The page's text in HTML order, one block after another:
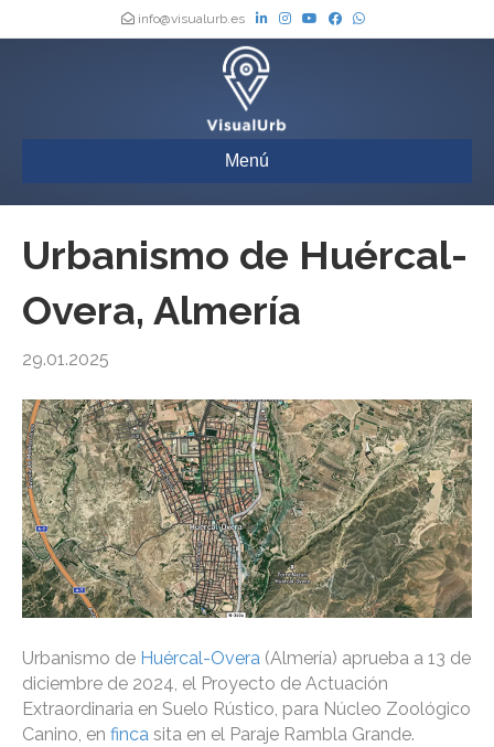
info@visualurb.es
Menú
Urbanismo de Huércal-
Overa, Almería
29.01.2025
Urbanismo de Huércal-Overa (Almería) aprueba a 13 de
diciembre de 2024, el Proyecto de Actuación
Extraordinaria en Suelo Rústico, para Núcleo Zoológico
Canino, en finca sita en el Paraje Rambla Grande.